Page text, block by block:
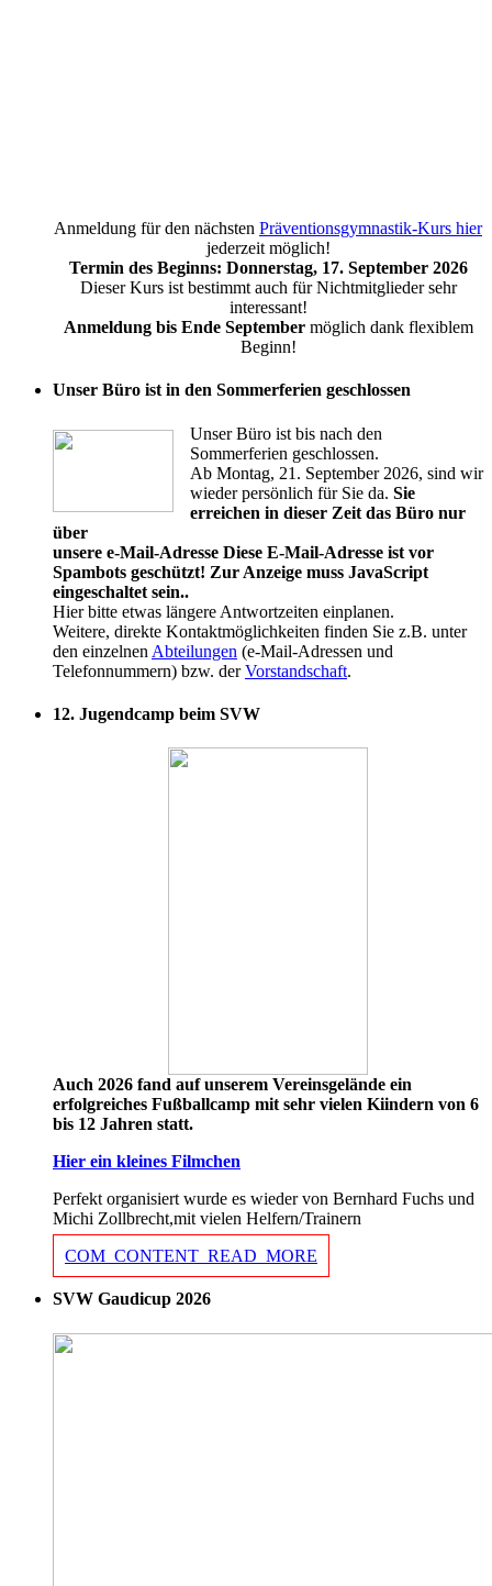
Anmeldung für den nächsten Präventionsgymnastik-Kurs hier
jederzeit möglich!
Termin des Beginns: Donnerstag, 17. September 2026
Dieser Kurs ist bestimmt auch für Nichtmitglieder sehr
interessant!
Anmeldung bis Ende September möglich dank flexiblem
Beginn!
Unser Büro ist in den Sommerferien geschlossen
Unser Büro ist bis nach den
Sommerferien geschlossen.
Ab Montag, 21. September 2026, sind wir
wieder persönlich für Sie da. Sie
erreichen in dieser Zeit das Büro nur
über
unsere e-Mail-Adresse Diese E-Mail-Adresse ist vor
Spambots geschützt! Zur Anzeige muss JavaScript
eingeschaltet sein..
Hier bitte etwas längere Antwortzeiten einplanen.
Weitere, direkte Kontaktmöglichkeiten finden Sie z.B. unter
den einzelnen Abteilungen (e-Mail-Adressen und
Telefonnummern) bzw. derVorstandschaft.
12. Jugendcamp beim SVW
Auch 2026 fand auf unserem Vereinsgelände ein
erfolgreiches Fußballcamp mit sehr vielen Kiindern von 6
bis 12 Jahren statt.
Hier ein kleines Filmchen
Perfekt organisiert wurde es wieder von Bernhard Fuchs und
Michi Zollbrecht,mit vielen Helfern/Trainern
COM_CONTENT_READ_MORE
SVW Gaudicup 2026